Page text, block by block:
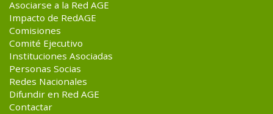
Asociarse a la Red AGE
Impacto de RedAGE
Comisiones
Comité Ejecutivo
Instituciones Asociadas
Personas Socias
Redes Nacionales
Difundir en Red AGE
Contactar